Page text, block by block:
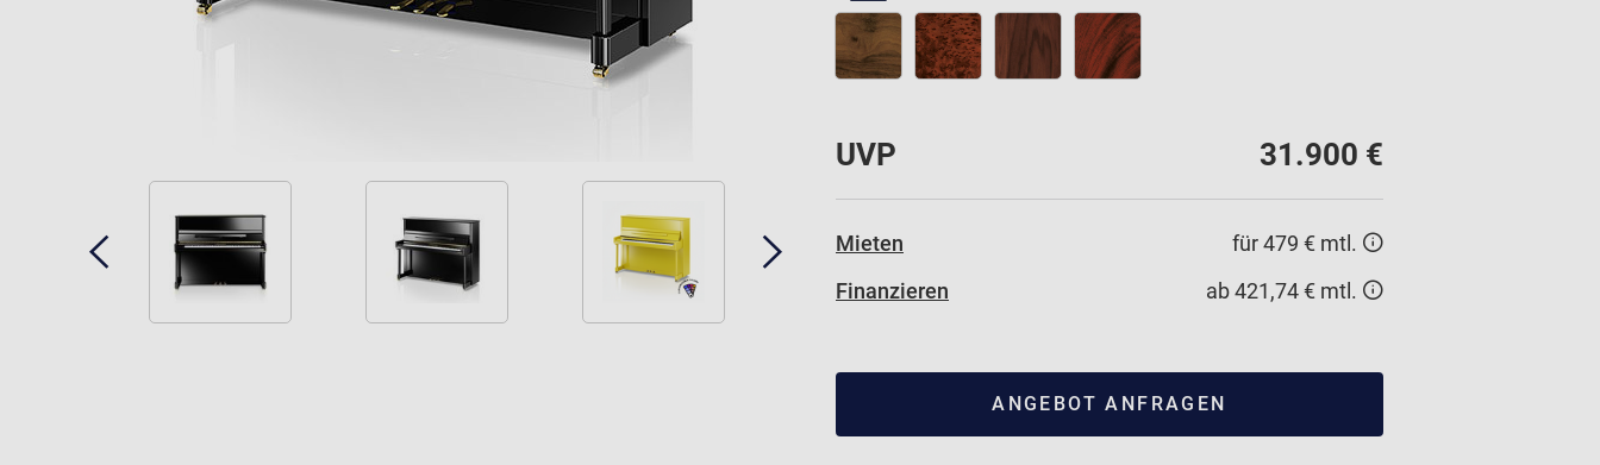
UVP 31.900 €
Mieten
für 479 € mtl.
Finanzieren
ab 421,74 € mtl.
ANGEBOT ANFRAGEN